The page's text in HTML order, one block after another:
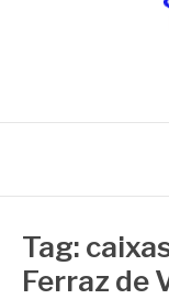
Tag:
Ferraz de